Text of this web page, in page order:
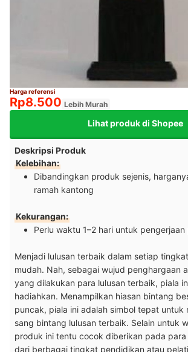
Harga referensi
Rp8.500 Lebih Murah
Lihat produk di Shopee
Deskripsi Produk
Kelebihan:
Dibandingkan produk sejenis,
ramah kantong
Kekurangan:
Perlu waktu 1–2 hari untuk pengerjaan
Menjadi lulusan terbaik dalam setiap
mudah. Nah, sebagai wujud penghargaan
yang dilakukan para lulusan terbaik, piala
hadiahkan. Menampilkan hiasan bintang
puncak, piala ini adalah simbol tepat untuk
sang bintang lulusan terbaik. Selain untuk
produk ini tentu cocok diberikan pada para
dari berbagai tingkat pendidikan atau